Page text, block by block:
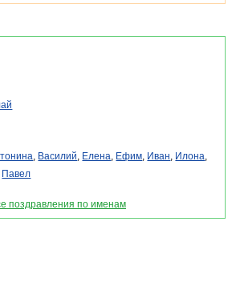
, Василий, Елена, Ефим, Иван, Илона,
Павел
поздравления по именам